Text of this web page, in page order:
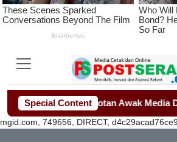
Special Content
Jadi Sorotan Awak Media Dan
mgid.com, 749656, DIRECT,